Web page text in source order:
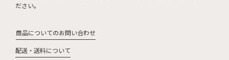
ださい。
商品についてのお問い合わせ
配送・送料について